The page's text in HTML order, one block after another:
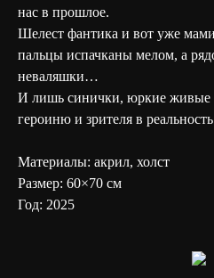
нас в прошлое.
Шелест фантика и вот уже
пальцы испачканы мелом, а
неваляшки…
И лишь синички, юркие живые
героиню и зрителя в
Материалы: акрил, холст
Размер: 60×70 см
Год: 2025